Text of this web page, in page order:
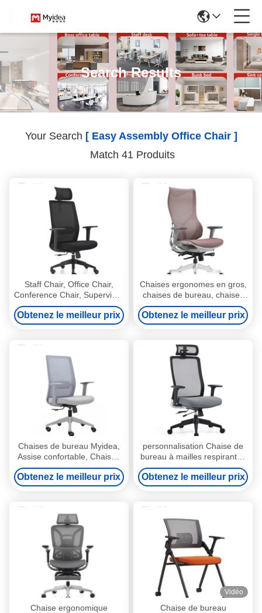
Search Results
Your Search [ Easy Assembly Office Chair ]
Match 41 Produits
Staff Chair, Office Chair,
Conference Chair, Supervisor
Chair, Class Chair, Home
Computer Chair, Swivel
Chair, Office Furniture
Obtenez le meilleur prix
Chaises ergonomes en gros,
chaises de bureau, chaises
électroniques, chaises
sédentaires, chaises
rotatives, chaises de sport
Obtenez le meilleur prix
Chaises de bureau Myidea,
Assise confortable, Chaises
d'ordinateur pour la maison,
Chaises pivotantes, Chaises
ergonomiques, Chaises de
bureau, Chaises de
personnel
Obtenez le meilleur prix
personnalisation Chaise de
bureau à mailles respirantes
avec hauteur réglable,
repose-tête confortable,
chaise ergonomique, chaise
Obtenez le meilleur prix
Chaise ergonomique
Vidéo
Chaise de bureau